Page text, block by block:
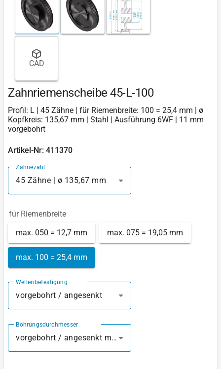
CAD
Zahnriemenscheibe 45-L-100
Profil: L | 45 Zähne | für Riemenbreite: 100 = 25,4 mm | ø
Kopfkreis: 135,67 mm | Stahl | Ausführung 6WF | 11 mm
vorgebohrt
Artikel-Nr: 411370
Zähnezahl
45 Zähne | ø 135,67 mm
für Riemenbreite
max. 050 = 12,7 mm max. 075 = 19,05 mm
max. 100 = 25,4 mm
Wellenbefestigung
vorgebohrt / angesenkt
Bohrungsdurchmesser
vorgebohrt / angesenkt mm